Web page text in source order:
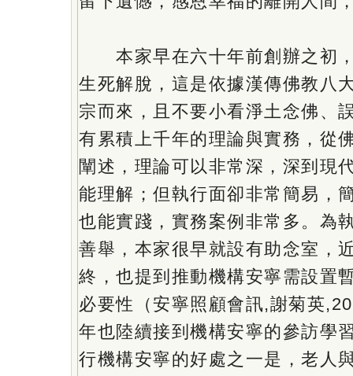
本家早在六十年前創辦之初
生死解脫，這是依據漢傳佛教八
宗而來，且不要小看淨土念佛、
有累積上千年的理論與實務，從
闡述，理論可以非常深，深到現
能理解；但執行面卻非常簡易，
也能實踐，實務案例非常多。為
善舉，本家很早就設有助念室，
終，也提到推動機構安寧需設置
必要性（安寧照顧會訊,謝菊英
年也陸續接到機構安寧的參訪學
行機構安寧的好處之一是，老人